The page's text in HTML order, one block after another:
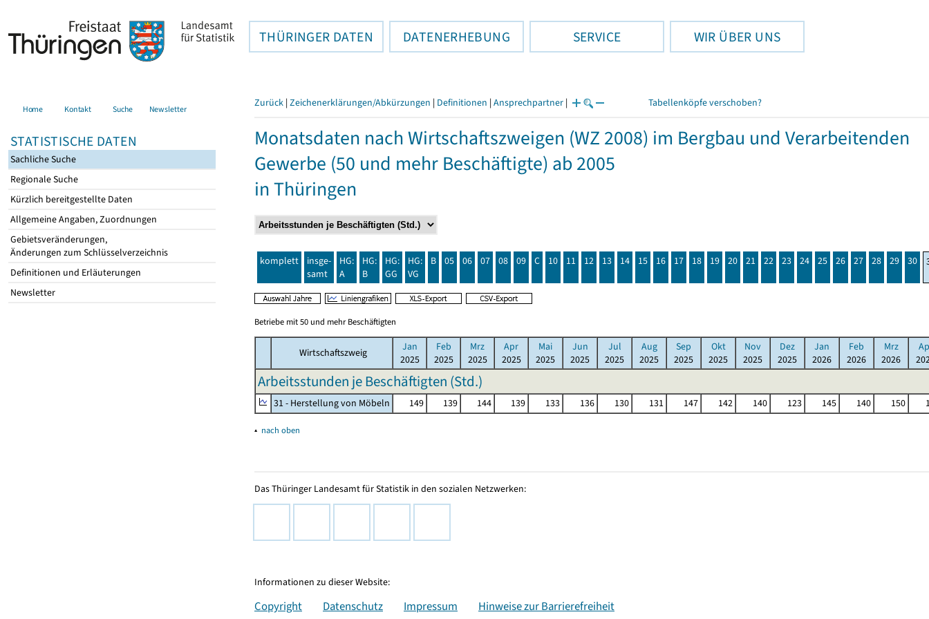
THÜRINGER DATEN DATENERHEBUNG SERVICE WIR ÜBER UNS
Home Kontakt Suche Newsletter
STATISTISCHE DATEN
Sachliche Suche
Regionale Suche
Kürzlich bereitgestellte Daten
Allgemeine Angaben, Zuordnungen
Gebietsveränderungen,
Änderungen zum Schlüsselverzeichnis
Definitionen und Erläuterungen
Newsletter
Zurück | Zeichenerklärungen/Abkürzungen | Definitionen | Ansprechpartner | Tabellenköpfe verschoben?
Monatsdaten nach Wirtschaftszweigen (WZ 2008) im Bergbau und Verarbeitenden
Gewerbe (50 und mehr Beschäftigte) ab 2005
in Thüringen
komplett
insge-
samt
HG:
A
HG:
B
HG:
GG
HG:
VG
B 05 06 07 08 09 C 10 11 12 13 14 15 16 17 18 19 20 21 22 23 24 25 26 27 28 29 30
Betriebe mit 50 und mehr Beschäftigten
Wirtschaftszweig
Jan
2025
Feb
2025
Mrz
2025
Apr
2025
Mai
2025
Jun
2025
Jul
2025
Aug
2025
Sep
2025
Okt
2025
Nov
2025
Dez
2025
Jan
2026
Feb
2026
Mrz
2026
Arbeitsstunden je Beschäftigten (Std.)
31 - Herstellung von Möbeln 149 139 144 139 133 136 130 131 147 142 140 123 145 140 150
▴ nach oben
Das Thüringer Landesamt für Statistik in den sozialen Netzwerken:
Informationen zu dieser Website:
Copyright Datenschutz Impressum Hinweise zur Barrierefreiheit